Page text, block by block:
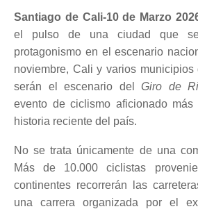
Santiago de Cali-10 de Marzo
el pulso de una ciudad que
protagonismo en el escenario
noviembre, Cali y varios
serán el escenario del Giro de
evento de ciclismo aficionado
historia reciente del país.
No se trata únicamente de una
Más de 10.000 ciclistas
continentes recorrerán las
una carrera organizada por el